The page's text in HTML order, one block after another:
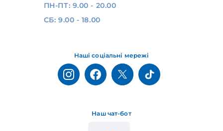
Наш чат-бот
Наші соціальні мережі
ПН-ПТ: 9.00 - 20.00
СБ: 9.00 - 18.00